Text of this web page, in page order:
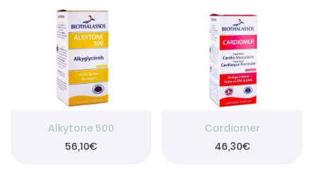
Contact
INSCRIPTION
Rejoignez-
Alkytone 500
56,10€
Cardiomer
46,30€